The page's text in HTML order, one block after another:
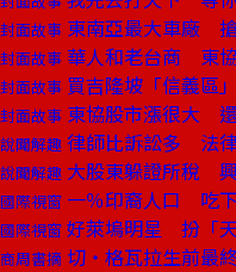
封面故事 東南亞最大車廠
封面故事 華人和老台商 東
封面故事 買吉隆坡「信義
封面故事 東協股市漲很大
說聞解趣 律師比訴訟多 法
說聞解趣 大股東躲證所稅
國際視窗 一％印裔人口 吃
國際視窗 好萊塢明星 扮「
商周書摘 切‧格瓦拉生前最